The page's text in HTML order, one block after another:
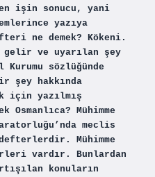
işin sonucu, yani
yazıya
ne demek? Kökeni.
gelir ve uyarılan şey
sözlüğünde
şey hakkında
için yazılmış
Osmanlıca? Mühimme
meclis
Mühimme
vardır. Bunlardan
konuların